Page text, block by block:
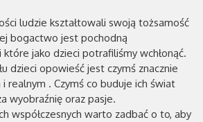
ludzie kształtowali swoją tożsamość
bogactwo jest pochodną
które jako dzieci potrafiliśmy wchłonąć.
dzieci opowieść jest czymś znacznie
realnym . Czymś co buduje ich świat
wyobraźnię oraz pasje.
współczesnych warto zadbać o to, aby